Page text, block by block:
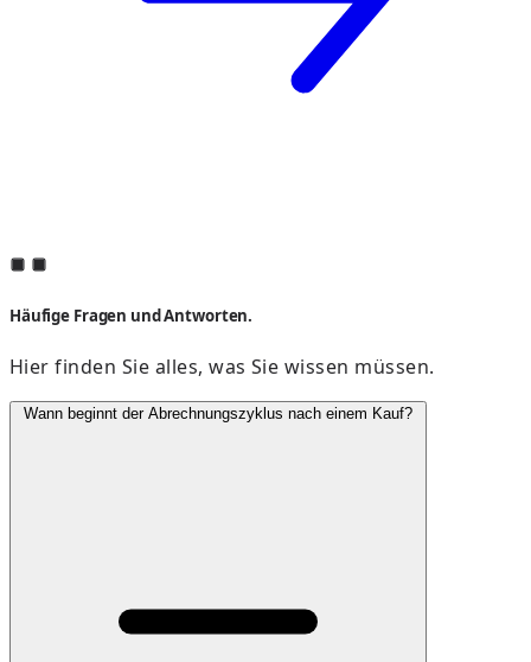
Häufige Fragen und Antworten.
Hier finden Sie alles, was Sie wissen müssen.
Wann beginnt der Abrechnungszyklus nach einem Kauf?